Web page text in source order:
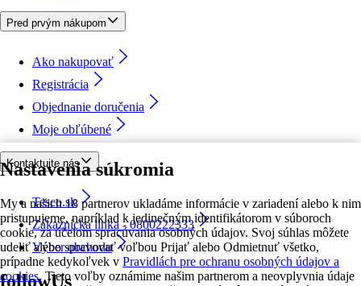
Nastavenia súkromia
My a našich 18 partnerov ukladáme informácie v zariadení alebo k nim
pristupujeme, napríklad k jedinečným identifikátorom v súboroch
cookie, za účelom spracúvania osobných údajov. Svoj súhlas môžete
udeliť alebo spravovať voľbou Prijať alebo Odmietnuť všetko,
prípadne kedykoľvek v Pravidlách pre ochranu osobných údajov a
cookies. Tieto voľby oznámime našim partnerom a neovplyvnia údaje
Pred prvým nákupom
Ako nakupovať
Registrácia
Objednanie doručenia
Moje obľúbené
Kontaktujte nás
Tesco.sk
Zákaznícka linka - 0800222333
Výber obchodu
followUs